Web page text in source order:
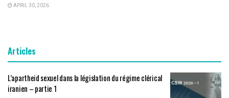
APRIL 30, 2026
Articles
L’apartheid sexuel dans la législation du régime clérical
iranien – partie 1